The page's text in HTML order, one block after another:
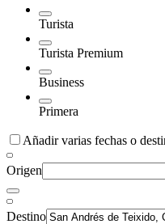
Turista
Turista Premium
Business
Primera
Añadir varias fechas o
Origen
Destino